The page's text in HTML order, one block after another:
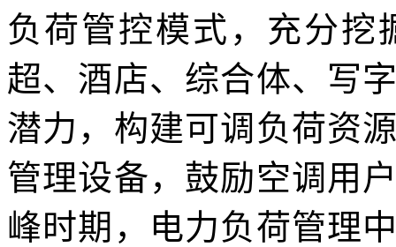
负荷管控模式，充分挖
超、酒店、综合体、写
潜力，构建可调负荷资
管理设备，鼓励空调用
峰时期，电力负荷管理